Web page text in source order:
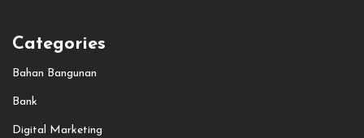
Categories
Bahan Bangunan
Bank
Digital Marketing